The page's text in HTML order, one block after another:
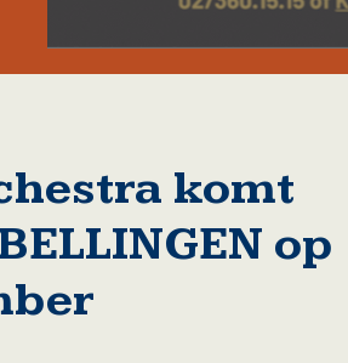
komt
op